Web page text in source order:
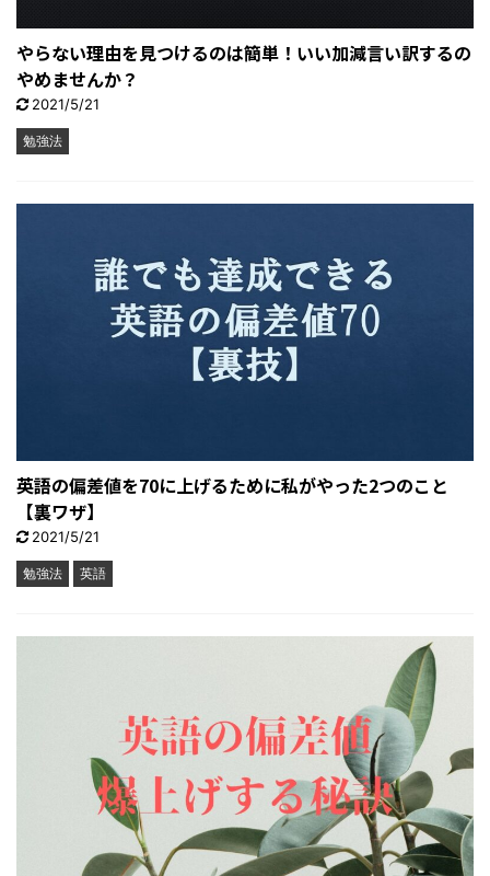
やらない理由を見つけるのは簡単！いい加減言い訳するの
やめませんか？
2021/5/21
勉強法
英語の偏差値を70に上げるために私がやった2つのこと
【裏ワザ】
2021/5/21
勉強法 英語